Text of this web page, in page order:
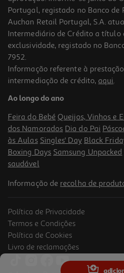
Máquina De Lavar Roupa Bosch
729.99 €/un
729,99 €
Máquina De Lavar Roupa Siemens
Portugal, registado no Banco de
Auchan Retail Portugal, S.A.
Intermediário de Crédito a título
exclusividade, registado no
7952.
Informação referente à
intermediação de crédito, aqui.
Ao longo do ano
Feira do Bebé Queijos, Vinhos e
dos Namorados Dia do Pai
às Aulas Singles' Day Black
Boxing Days Samsung Unpacked
saudável
Informação de recolha de
Política de Privacidade
Termos e Condições
Política de Cookies
Livro de reclamações